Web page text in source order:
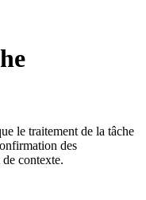
le traitement de la tâche
des
contexte.